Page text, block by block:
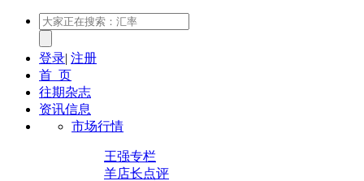
登录| 注册
首 页
往期杂志
资讯信息
市场行情
王强专栏
羊店长点评